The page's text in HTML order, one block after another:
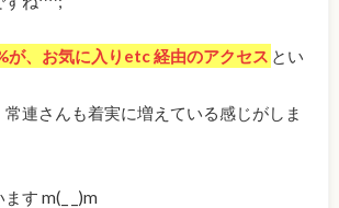
が、お気に入りetc 経由のアクセス とい
連さんも着実に増えている感じがしま
す m(_ _)m